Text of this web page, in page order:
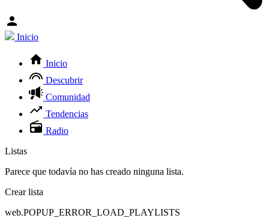
Inicio
Inicio
Descubrir
Comunidad
Tendencias
Radio
Listas
Parece que todavía no has creado ninguna lista.
Crear lista
web.POPUP_ERROR_LOAD_PLAYLISTS